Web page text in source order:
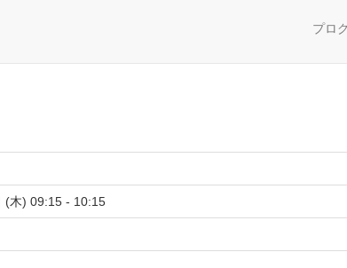
プロ
(木) 09:15 - 10:15